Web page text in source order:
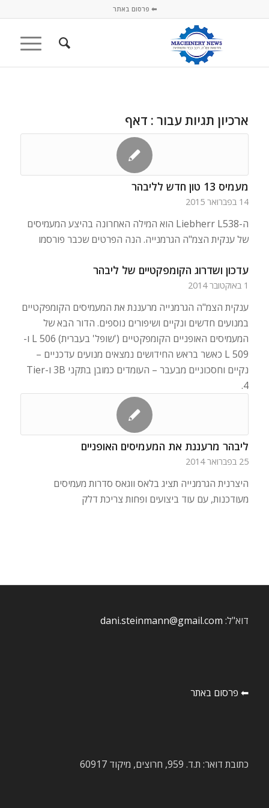
⬅ פרסום באתר
ארכיון תגיות עבור : דאף
מעמיס 13 טון חדש לליבהר
14 בפברואר 2015
ה-Liebherr L538 הוא המילה האחרונה בהיצע המעמיסים
של ענקית הצמ"ה הגרמנייה. הנה הפרטים שכבר פורסמו
עדכון ושדרוג הקומפקטיים של ליבהר
1 באוקטובר 2014
ענקית הצמ"ה הגרמנייה מרעננת את המעמיסים הקומפקטיים
במנועים חדשים ונקיים ושיפורים נוספים. הדור הבא של
המעמיסים האופניים הקומפקטיים ('שופל' בעברית) L 506 ו-
L 509 כאשר בראש החידושים נמצאים מנועים עדכניים –
נקיים וחסכוניים מבעבר – העומדים כמובן בתקני 3B ו-Tier
4.
ליבהר מרעננת את המעמיסים האופניים
25 בפברואר 2014
היצרנית הגרמנייה תציג בלאס ווגאס סדרות מעמיסים
מעודכנות, עם עוד ביצועים ופחות צריכת דלק
דוא"ל: dani.steinmann@gmail.com
⬅ פרסום באתר
כתובת דואר: ת.ד. 959, חרוצים, מיקוד 60917